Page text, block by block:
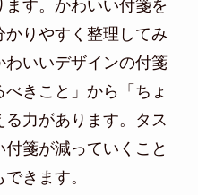
す。かわいい付箋を
りやすく整理してみ
いいデザインの付箋
きこと」から「ちょ
力があります。タス
箋が減っていくこと
きます。